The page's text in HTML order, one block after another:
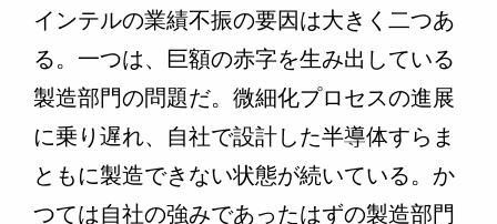
インテルの業績不振の要因は大きく二つあ
る。一つは、巨額の赤字を生み出している
製造部門の問題だ。微細化プロセスの進展
に乗り遅れ、自社で設計した半導体すらま
ともに製造できない状態が続いている。か
つては自社の強みであったはずの製造部門